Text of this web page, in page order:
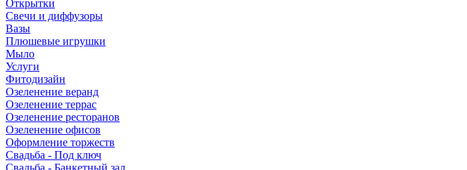
Открытки
Свечи и диффузоры
Вазы
Плюшевые игрушки
Мыло
Услуги
Фитодизайн
Озеленение веранд
Озеленение террас
Озеленение ресторанов
Озеленение офисов
Оформление торжеств
Свадьба - Под ключ
Свадьба - Банкетный зал